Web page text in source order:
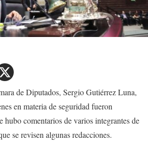
de Diputados, Sergio Gutiérrez Luna,
en materia de seguridad fueron
hubo comentarios de varios integrantes de
se revisen algunas redacciones.